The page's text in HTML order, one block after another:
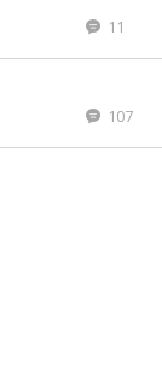
11
107